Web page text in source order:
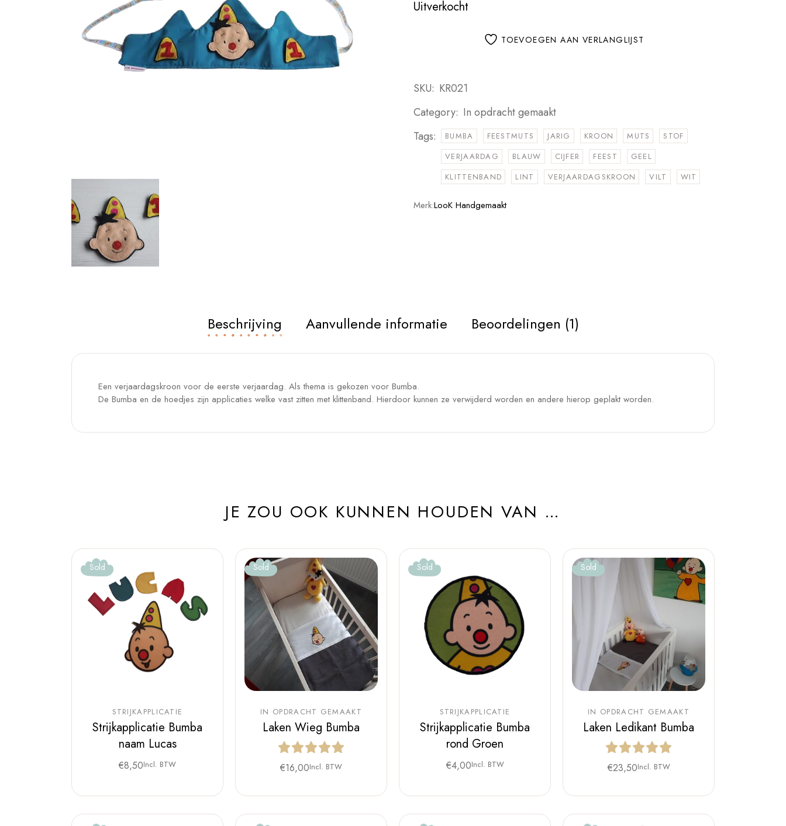
Uitverkocht
TOEVOEGEN AAN VERLANGLIJST
SKU: KR021
Category: In opdracht gemaakt
Tags:
BUMBA FEESTMUTS JARIG KROON MUTS
STOF
VERJAARDAG
BLAUW CIJFER FEEST
GEEL
KLITTENBAND
LINT VERJAARDAGSKROON VILT WIT
Merk:LooK Handgemaakt
Beschrijving Aanvullende informatie Beoordelingen (1)
Een verjaardagskroon voor de eerste verjaardag. Als thema is gekozen voor Bumba.
De Bumba en de hoedjes zijn applicaties welke vast zitten met klittenband. Hierdoor kunnen ze verwijderd worden en andere hierop geplakt worden.
JE ZOU OOK KUNNEN HOUDEN VAN …
Sold
STRIJKAPPLICATIE
Strijkapplicatie Bumba
naam Lucas
€8,50Incl. BTW
Sold
IN OPDRACHT GEMAAKT
Laken Wieg Bumba
€16,00Incl. BTW
Sold
STRIJKAPPLICATIE
Strijkapplicatie Bumba
rond Groen
€4,00Incl. BTW
Sold
IN OPDRACHT GEMAAKT
Laken Ledikant Bumba
€23,50Incl. BTW